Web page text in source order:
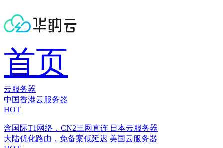
首页
云服务器
中国香港云服务器
HOT
含国际T1网络，CN2三网直连 日本云服务器
大陆优化路由，免备案低延迟 美国云服务器